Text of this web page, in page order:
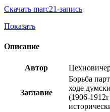
Скачать marc21-запись
Показать
Описание
Автор
Заглавие
Борьба
ходе
(1906-